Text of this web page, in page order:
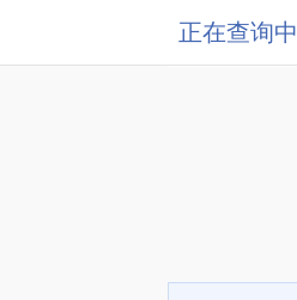
正在查询中